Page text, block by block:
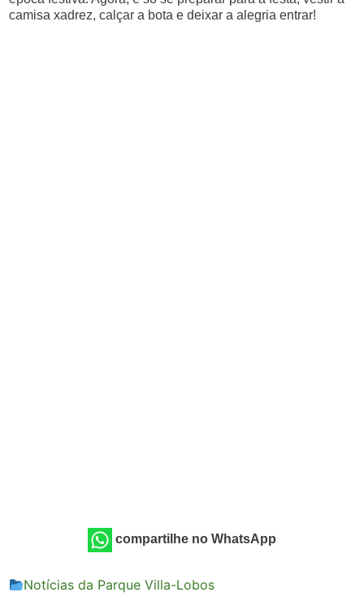
camisa xadrez, calçar a bota e deixar a alegria entrar!
compartilhe no WhatsApp
Notícias da Parque Villa-Lobos